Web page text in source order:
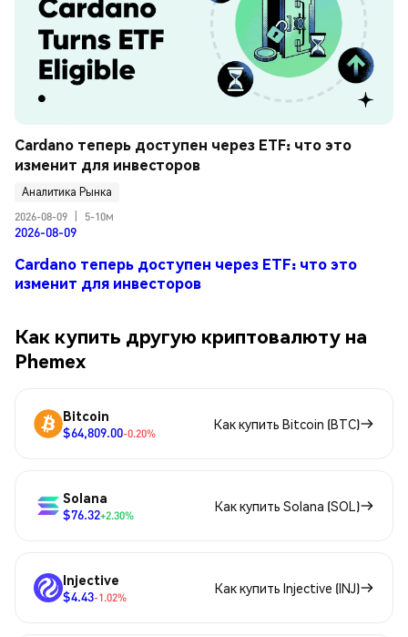
Cardano теперь доступен через ETF: что это
изменит для инвесторов
Аналитика Рынка
2026-08-09
5-10м
2026-08-09
Cardano теперь доступен через ETF: что это
изменит для инвесторов
Как купить другую криптовалюту на
Phemex
Bitcoin
$64,809.00-0.20%
Как купить Bitcoin (BTC)
Solana
$76.32+2.30%
Как купить Solana (SOL)
Injective
$4.43-1.02%
Как купить Injective (INJ)